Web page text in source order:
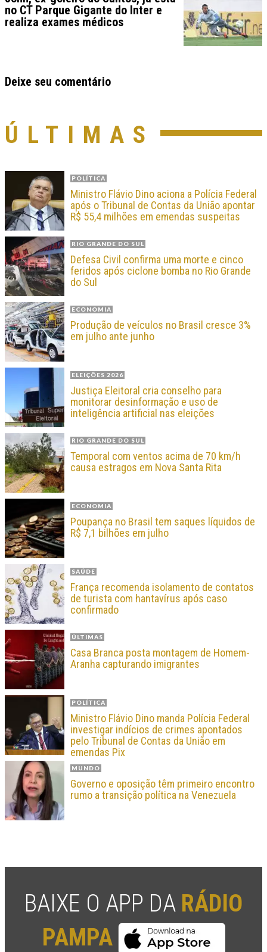
no CT Parque Gigante do Inter e
realiza exames médicos
Deixe seu comentário
ÚLTIMAS
POLÍTICA
Ministro Flávio Dino aciona a Polícia Federal
após o Tribunal de Contas da União apontar
R$ 55,4 milhões em emendas suspeitas
RIO GRANDE DO SUL
Defesa Civil confirma uma morte e cinco
feridos após ciclone bomba no Rio Grande
do Sul
ECONOMIA
Produção de veículos no Brasil cresce 3%
em julho ante junho
ELEIÇÕES 2026
Justiça Eleitoral cria conselho para
monitorar desinformação e uso de
inteligência artificial nas eleições
RIO GRANDE DO SUL
Temporal com ventos acima de 70 km/h
causa estragos em Nova Santa Rita
ECONOMIA
Poupança no Brasil tem saques líquidos de
R$ 7,1 bilhões em julho
SAÚDE
França recomenda isolamento de contatos
de turista com hantavírus após caso
confirmado
ÚLTIMAS
Casa Branca posta montagem de Homem-
Aranha capturando imigrantes
POLÍTICA
Ministro Flávio Dino manda Polícia Federal
investigar indícios de crimes apontados
pelo Tribunal de Contas da União em
emendas Pix
MUNDO
Governo e oposição têm primeiro encontro
rumo a transição política na Venezuela
BAIXE O APP DA RÁDIO
PAMPA